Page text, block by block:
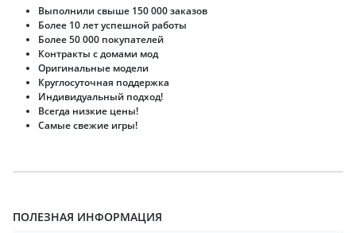
Выполнили свыше 150 000 заказов
Более 10 лет успешной работы
Более 50 000 покупателей
Контракты с домами мод
Оригинальные модели
Круглосуточная поддержка
Индивидуальный подход!
Всегда низкие цены!
Самые свежие игры!
ПОЛЕЗНАЯ ИНФОРМАЦИЯ